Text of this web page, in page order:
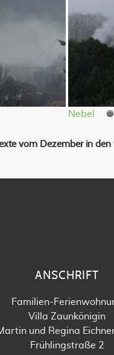
Nebel
vom Dezember in den
ANSCHRIFT
Familien-
Villa Zaunkönigin
und Regina
Frühlingstraße 2